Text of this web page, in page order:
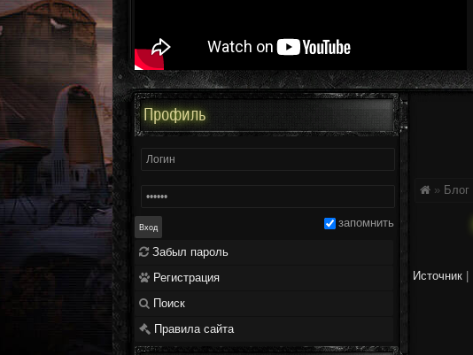
» Блог
Источник
Профиль
запомнить
Забыл пароль
Регистрация
Поиск
Правила сайта